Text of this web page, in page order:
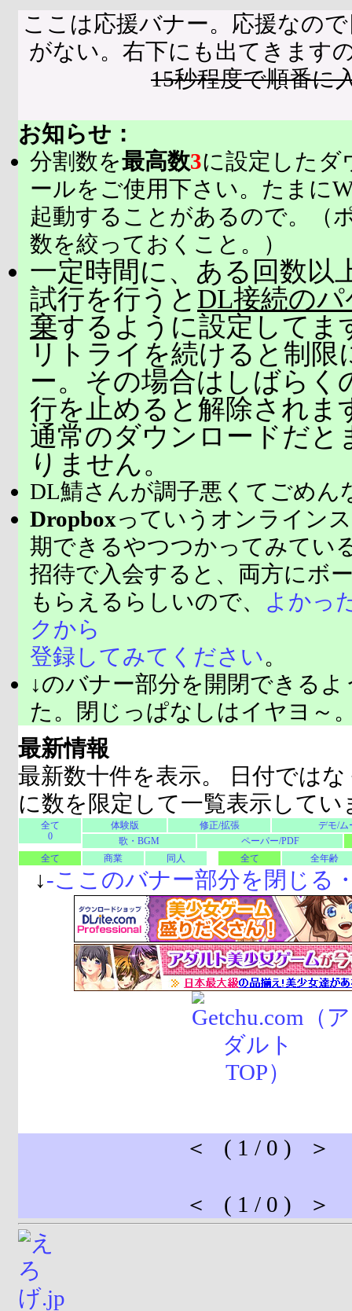
ここは応援バナー。応援なの
がない。右下にも出てきます
15秒程度で順番に
お知らせ：
分割数を最高数3に設定したダ
ールをご使用下さい。たまに
起動することがあるので。（
数を絞っておくこと。）
一定時間に、ある回数以
試行を行うと DL接続の
棄するように設定してま
リトライを続けると制限
ー。その場合はしばらく
行を止めると解除されま
通常のダウンロードだと
りません。
DL鯖さんが調子悪くてごめん
Dropboxっていうオンライン
期できるやつつかってみてい
招待で入会すると、両方にボ
もらえるらしいので、
よかっ
クから
登録してみてください。
↓のバナー部分を開閉できる
た。閉じっぱなしはイヤヨ～
最新情報
最新数十件を表示。 日付では
に数を限定して一覧表示してい
全て
0
体験版 修正/拡張
デモ/ム
歌・BGM
ペーパー/PDF
全て
商業 同人 全て 全年齢
↓-ここのバナー部分を閉じる
＜ ( 1 / 0 ) ＞
＜ ( 1 / 0 ) ＞